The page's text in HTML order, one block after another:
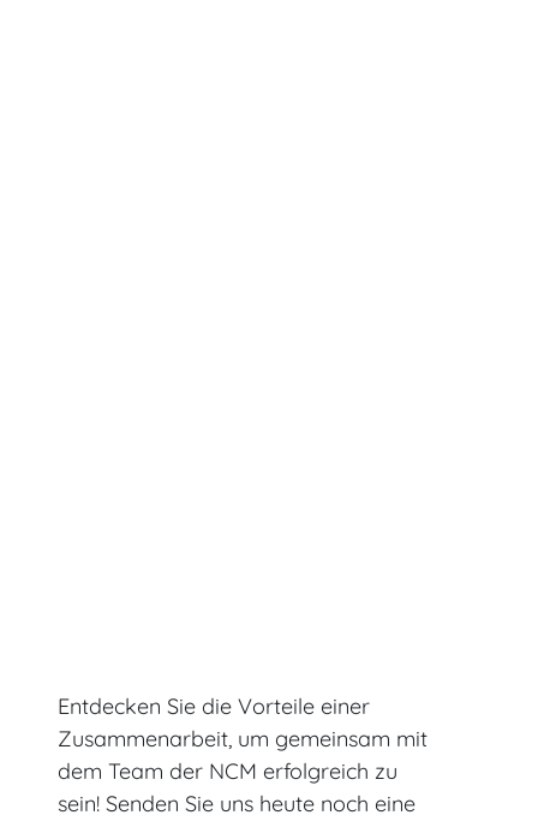
Entdecken Sie die Vorteile einer
Zusammenarbeit, um gemeinsam mit
dem Team der NCM erfolgreich zu
sein! Senden Sie uns heute noch eine